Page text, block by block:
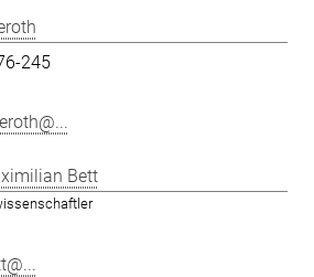
245
Bett